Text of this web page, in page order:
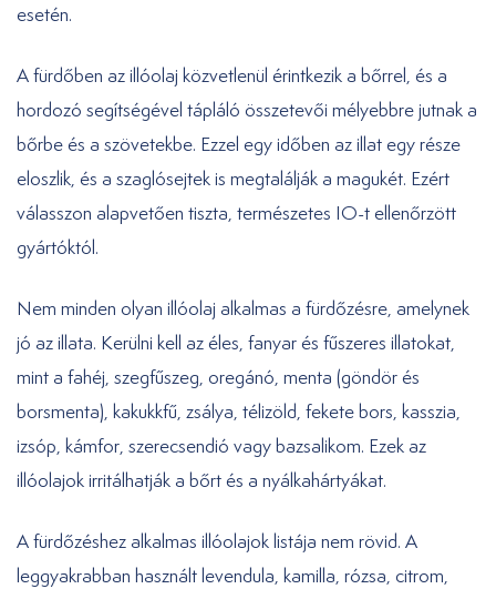
esetén.
A fürdőben az illóolaj közvetlenül érintkezik a bőrrel, és a
hordozó segítségével tápláló összetevői mélyebbre jutnak a
bőrbe és a szövetekbe. Ezzel egy időben az illat egy része
eloszlik, és a szaglósejtek is megtalálják a magukét. Ezért
válasszon alapvetően tiszta, természetes IO-t ellenőrzött
gyártóktól.
Nem minden olyan illóolaj alkalmas a fürdőzésre, amelynek
jó az illata. Kerülni kell az éles, fanyar és fűszeres illatokat,
mint a fahéj, szegfűszeg, oregánó, menta (göndör és
borsmenta), kakukkfű, zsálya, télizöld, fekete bors, kasszia,
izsóp, kámfor, szerecsendió vagy bazsalikom. Ezek az
illóolajok irritálhatják a bőrt és a nyálkahártyákat.
A fürdőzéshez alkalmas illóolajok listája nem rövid. A
leggyakrabban használt levendula, kamilla, rózsa, citrom,